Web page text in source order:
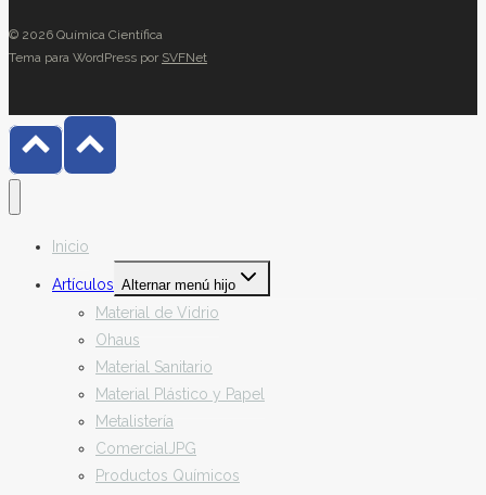
© 2026 Química Científica
Tema para WordPress por SVFNet
Inicio
Artículos Alternar menú hijo
Material de Vidrio
Ohaus
Material Sanitario
Material Plástico y Papel
Metalistería
ComercialJPG
Productos Químicos